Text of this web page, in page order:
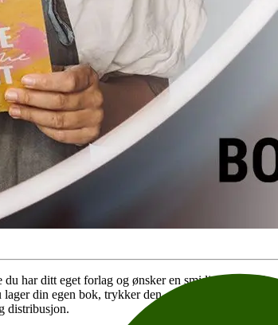
har ditt eget forlag og ønsker en smidig prosess
din egen bok, trykker den, utgir den og gjør
distribusjon.